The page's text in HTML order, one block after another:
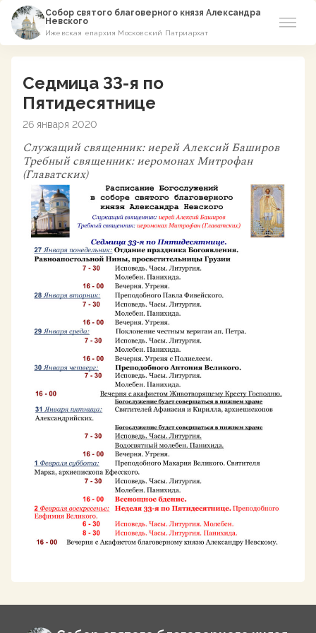
Собор святого благоверного князя Александра
Невского
Ижевская епархия Московский Патриархат
Азы Православия
Расписание
Виртуальный музей
Пожертвование
Контакты
Седмица 33-я по
Пятидесятнице
26 января 2020
Служащий священник:иерей Алексий Баширов
Требный священник:иеромонах Митрофан
(Главатских)